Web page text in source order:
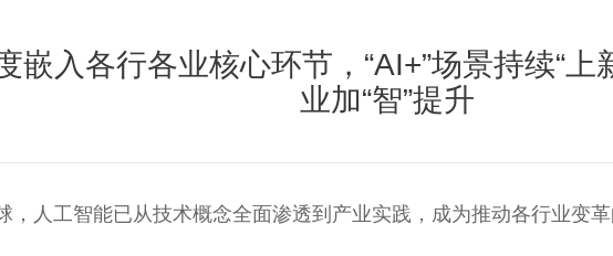
嵌入各行各业核心环节，“AI+”场景持续“
业加“智”提升
工智能已从技术概念全面渗透到产业实践，成为推动各行业变革